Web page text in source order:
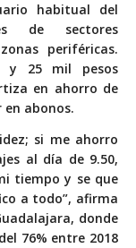
habitual del
de sectores
periféricas.
y 25 mil pesos
en ahorro de
abonos.
si me ahorro
al día de 9.50,
tiempo y se que
a todo”, afirma
donde
76% entre 2018